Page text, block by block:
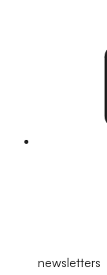
newsletters